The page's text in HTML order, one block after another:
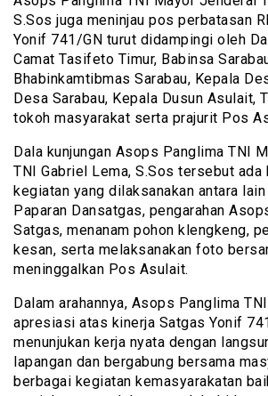
S.Sos juga meninjau pos perbatasan
Yonif 741/GN turut didampingi oleh
Camat Tasifeto Timur, Babinsa
Bhabinkamtibmas Sarabau, Kepala
Desa Sarabau, Kepala Dusun Asulait,
tokoh masyarakat serta prajurit Pos
Dala kunjungan Asops Panglima TNI
TNI Gabriel Lema, S.Sos tersebut ada
kegiatan yang dilaksanakan antara
Paparan Dansatgas, pengarahan
Satgas, menanam pohon klengkeng,
kesan, serta melaksanakan foto
meninggalkan Pos Asulait.
Dalam arahannya, Asops Panglima
apresiasi atas kinerja Satgas Yonif
menunjukan kerja nyata dengan
lapangan dan bergabung bersama
berbagai kegiatan kemasyarakatan